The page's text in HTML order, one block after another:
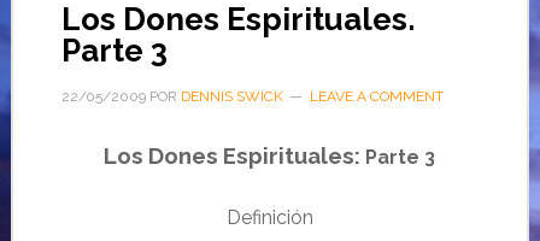
Los Dones Espirituales.
Parte 3
22/05/2009POR DENNIS SWICK LEAVE A COMMENT
Los Dones Espirituales: Parte 3
Definición